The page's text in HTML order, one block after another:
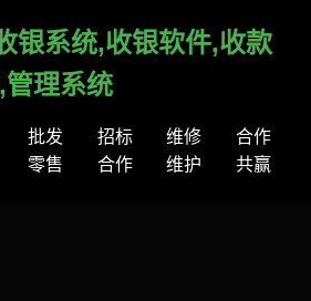
银系统,收银软件,收款
理系统
批发
零售
招标
合作
维修
维护
合作
共赢